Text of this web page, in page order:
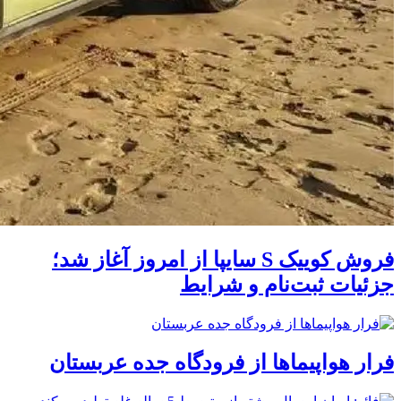
فروش کوییک S سایپا از امروز آغاز شد؛
جزئیات ثبت‌نام و شرایط
فرار هواپیماها از فرودگاه جده عربستان